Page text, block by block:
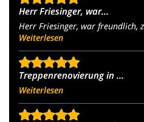
Herr Friesinger, war...
Herr Friesinger, war freundlich,
Weiterlesen
Treppenrenovierung in ...
Weiterlesen